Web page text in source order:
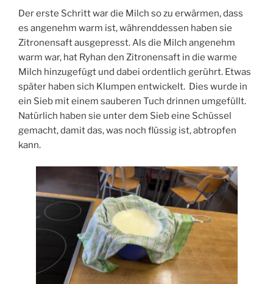
Der erste Schritt war die Milch so zu erwärmen, dass
es angenehm warm ist, währenddessen haben sie
Zitronensaft ausgepresst. Als die Milch angenehm
warm war, hat Ryhan den Zitronensaft in die warme
Milch hinzugefügt und dabei ordentlich gerührt. Etwas
später haben sich Klumpen entwickelt. Dies wurde in
ein Sieb mit einem sauberen Tuch drinnen umgefüllt.
Natürlich haben sie unter dem Sieb eine Schüssel
gemacht, damit das, was noch flüssig ist, abtropfen
kann.